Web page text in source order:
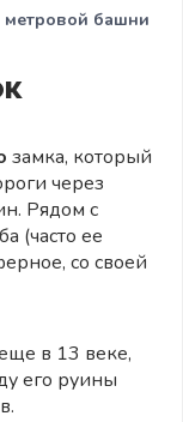
метровой башни
замка, который
через
Рядом с
(часто ее
со своей
в 13 веке,
его руины